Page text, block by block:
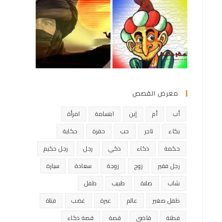
معرض القصص
أب أم إبن ابتسامة
امرأة
بكاء
تاجر حب حفرة
حكاية
حكمة
ذكاء ذكي رجل
رجل حكيم
رجل فقير
زوج زوجة سعادة
سيارة
شاب
صلاة طبيب
طفل
طفل صغير
عالم عبرة غضب
فتاة
فطنة
قاضي قصة
قصة ذكاء